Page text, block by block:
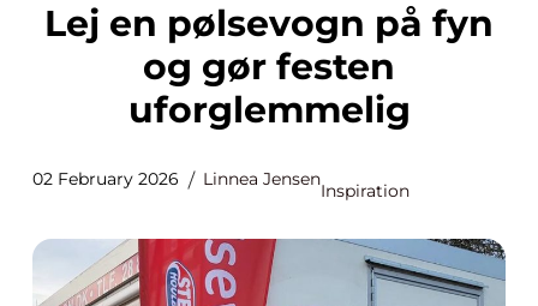
Lej en pølsevogn på fyn
og gør festen
uforglemmelig
02 February 2026 Linnea Jensen
Inspiration